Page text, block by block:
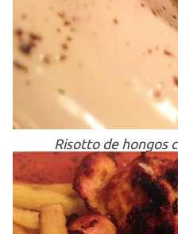
Risotto de hongos